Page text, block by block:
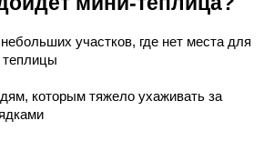
небольших участков, где нет места для
теплицы
, которым тяжело ухаживать за